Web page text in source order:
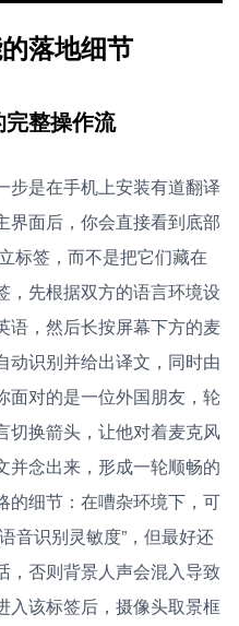
落地细节
整操作流
步是在手机上安装有道翻译
界面后，你会直接看到底部
标签，而不是把它们藏在
，先根据双方的语言环境设
语，然后长按屏幕下方的麦
动识别并给出译文，同时由
面对的是一位外国朋友，轮
切换箭头，让他对着麦克风
并念出来，形成一轮顺畅的
的细节：在嘈杂环境下，可
音识别灵敏度”，但最好还
，否则背景人声会混入导致
入该标签后，摄像头取景框